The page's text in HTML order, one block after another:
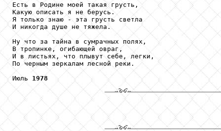
Есть в Родине моей такая грусть,
Какую описать я не берусь.
Я только знаю - эта грусть светла
И никогда душе не тяжела.
Ну что за тайна в сумрачных полях,
В тропинке, огибающей овраг,
И в листьях, что плывут себе, легки,
По черным зеркалам лесной реки.
Июль 1978